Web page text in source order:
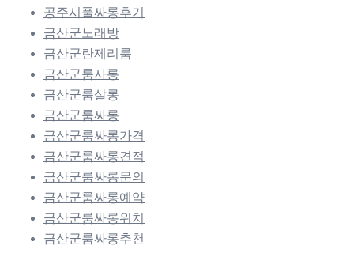
공주시풀싸롱후기
금산군노래방
금산군란제리룸
금산군룸사롱
금산군룸살롱
금산군룸싸롱
금산군룸싸롱가격
금산군룸싸롱견적
금산군룸싸롱문의
금산군룸싸롱예약
금산군룸싸롱위치
금산군룸싸롱추천